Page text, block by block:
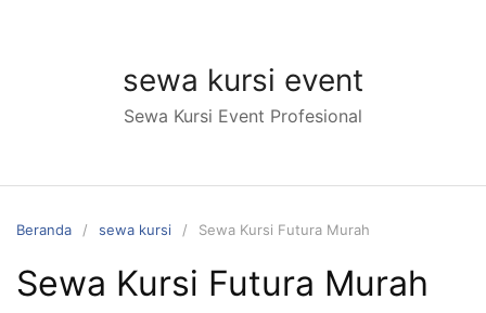
sewa kursi event
Sewa Kursi Event Profesional
Beranda sewa kursi Sewa Kursi Futura Murah
Sewa Kursi Futura Murah